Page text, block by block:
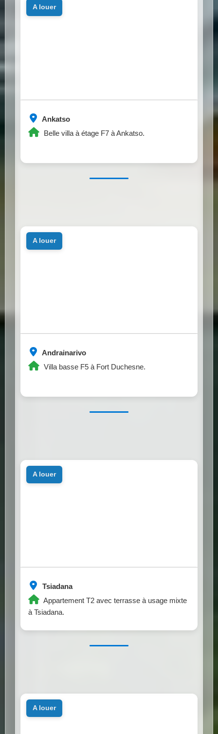
Ankatso
Belle villa à étage F7 à Ankatso.
a louer
Andrainarivo
Villa basse F5 à Fort Duchesne.
a louer
Tsiadana
Appartement T2 avec terrasse à usage mixte
à Tsiadana.
a louer
a louer